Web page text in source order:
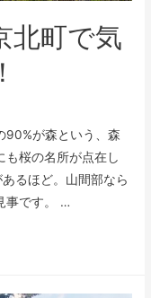
北町で気
90%が森という、森
も桜の名所が点在し
るほど。山間部なら
事です。 …